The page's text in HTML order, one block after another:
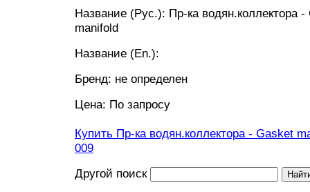
Название (Рус.): Пр-ка водян.коллектора -
manifold
Название (En.):
Бренд: не определен
Цена: По запросу
Купить Пр-ка водян.коллектора - Gasket
009
Другой поиск